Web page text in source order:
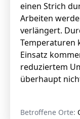
einen Strich
Arbeiten
verlängert.
Temperaturen
Einsatz
reduziertem
überhaupt
Betroffene Orte: